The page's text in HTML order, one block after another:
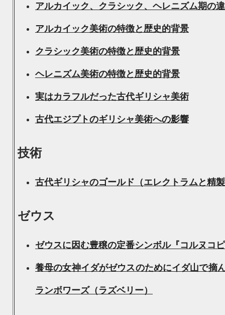
アルカイック、クラシック、ヘレニズム期の
アルカイック美術の特徴と歴史的背景
クラシック美術の特徴と歴史的背景
ヘレニズム美術の特徴と歴史的背景
実はカラフルだった古代ギリシャ美術
古代エジプトのギリシャ美術への影響
技術
古代ギリシャのゴールド（エレクトラムと精
ゼウス
ゼウスに因む豊穣の定番シンボル『コルヌコ
養母の女神イダがゼウスのためにイダ山で摘
ランボワーズ（ラズベリー）